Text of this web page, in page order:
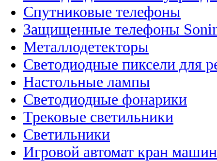
Спутниковые телефоны
Защищенные телефоны
Металлодетекторы
Светодиодные пиксели для
Настольные лампы
Светодиодные фонарики
Трековые светильники
Светильники
Игровой автомат кран